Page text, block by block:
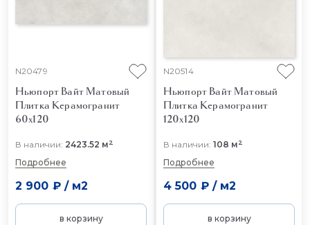
N20479
Ньюпорт Вайт Матовый
Плитка Керамогранит
60x120
В наличии: 2423.52 м2
Подробнее
2 900 ₽/ м2
в корзину
N20514
Ньюпорт Вайт Матовый
Плитка Керамогранит
120x120
В наличии: 108 м2
Подробнее
4 500 ₽/ м2
в корзину